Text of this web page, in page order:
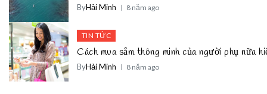
ByHải Minh 8 năm ago
TIN TỨC
Cách mua sắm thông minh của người phụ nữa
ByHải Minh 8 năm ago